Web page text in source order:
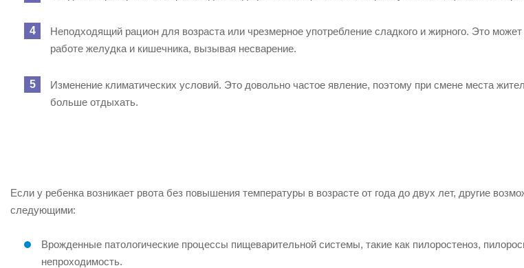
Неподходящий рацион для возраста или чрезмерное употребление сладкого и жирного. Это может
работе желудка и кишечника, вызывая несварение.
Изменение климатических условий. Это довольно частое явление, поэтому при смене места
больше отдыхать.
Если у ребенка возникает рвота без повышения температуры в возрасте от года до двух лет, другие
следующими:
Врожденные патологические процессы пищеварительной системы, такие как пилоростеноз,
непроходимость.